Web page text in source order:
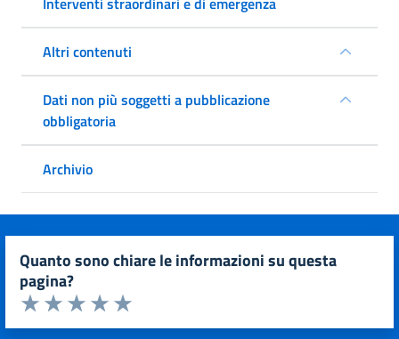
Altri contenuti
Dati non più soggetti a pubblicazione
obbligatoria
Archivio
quanto sono chiare le informazioni su questa
pagina?
Valuta da 1 a 5 stelle la pagina
Valuta 5 stelle su 5
Valuta 4 stelle su 5
Valuta 3 stelle su 5
Valuta 2 stelle su 5
Valuta 1 stelle su 5